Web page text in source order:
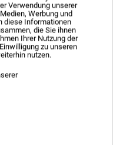
Verwendung unserer
Werbung und
diese Informationen
die Sie ihnen
Ihrer Nutzung der
zu unseren
nutzen.